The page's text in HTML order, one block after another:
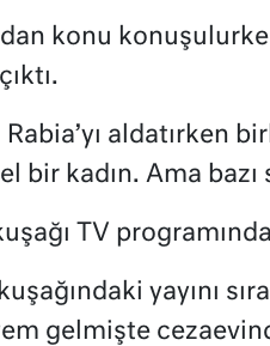
konu
aldatırken
bir kadın. Ama bazı
TV programında
yayını
gelmişte